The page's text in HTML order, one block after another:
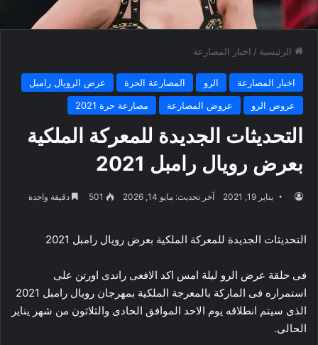
الرئيسية / اخبار المصارعة
اخبار المصارعة الرو المصارعة الحرة
عرض الرويال رامبل
عروض الرو
عروض المصارعة مصارعة حرة 2021
التحديثات الجديدة للمعركة الملكية
بعرض رويال رامبل 2021
يناير 19, 2021 آخر تحديث: مايو 14, 2026 501 دقيقة واحدة
التحديثات الجديدة للمعركة الملكية بعرض رويال رامبل 2021
فى حلقة عرض الرو ليلة امس اكد الافعى راندى اورتن على
استمراره فى الماركة بالمعرجة الملكية بمهرجان رويال رامبل 2021
الذى سيتم انطلاقه يوم الاحد الموافق الحادى والثلاثون من شهر يناير
الحالى.